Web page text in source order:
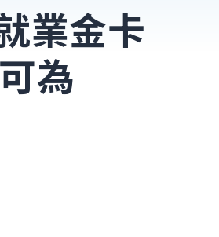
業金卡
為